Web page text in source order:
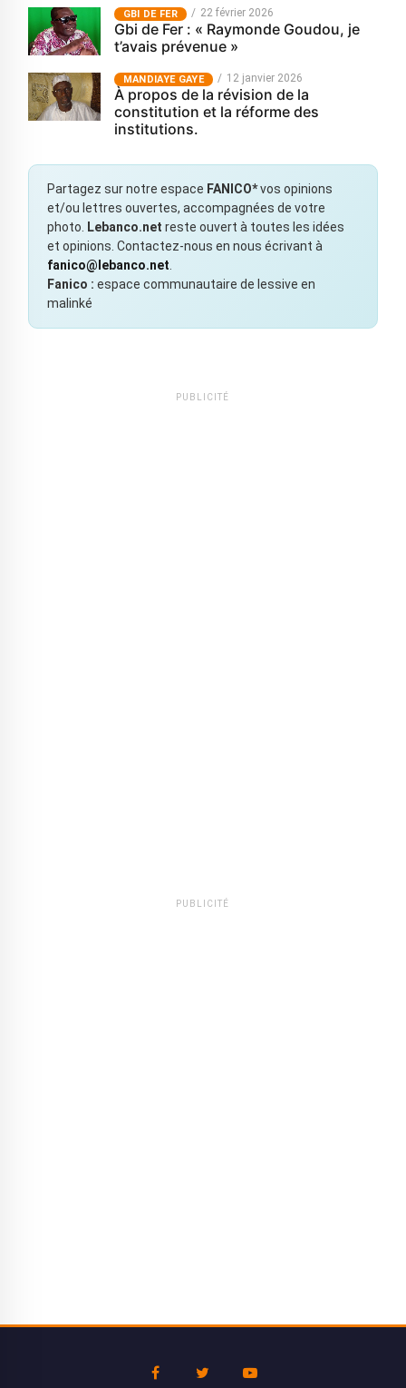
GBI DE FER 22 février 2026
Gbi de Fer : « Raymonde Goudou, je
t’avais prévenue »
MANDIAYE GAYE 12 janvier 2026
À propos de la révision de la
constitution et la réforme des
institutions.
Partagez sur notre espace FANICO*vos opinions
et/ou lettres ouvertes, accompagnées de votre
photo.
Lebanco.net reste ouvert à toutes les idées
et opinions. Contactez-nous en nous écrivant à
fanico@lebanco.net
Fanico : espace communautaire de lessive en
malinké
PUBLICITÉ
PUBLICITÉ